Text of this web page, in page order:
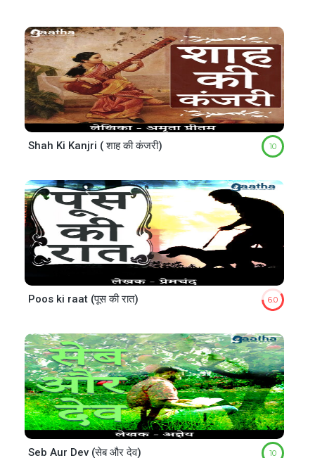
Shah Ki Kanjri ( शाह की कंजरी) 10
Poos ki raat (पूस की रात) 6.0
Seb Aur Dev (सेब और देव) 10